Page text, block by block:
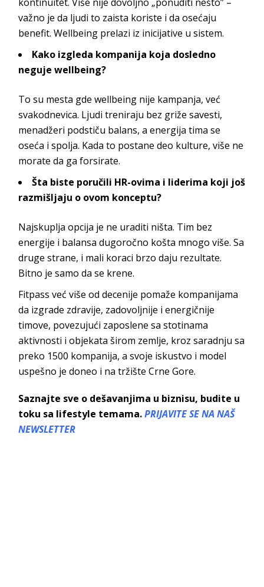
važno je da ljudi to zaista koriste i da osećaju
benefit.Wellbeing prelazi iz inicijative u sistem.
Kako izgleda kompanija koja dosledno
negujewellbeing?
To su mesta gdewellbeing nije kampanja, već
svakodnevica. Ljudi treniraju bez griže savesti,
menadžeri podstiču balans, a energija tima se
oseća i spolja. Kada to postane deo kulture, više ne
morate da gaforsirate.
Šta biste poručili HR-ovima i liderima koji još
razmišljaju o ovom konceptu?
Najskuplja opcija je ne uraditi ništa. Tim bez
energije i balansa dugoročno košta mnogo više. Sa
druge strane, i mali koraci brzo daju rezultate.
Bitno je samo da se krene.
Fitpass već više od decenije pomaže kompanijama
da izgrade zdravije, zadovoljnije i energičnije
timove, povezujući zaposlene sa stotinama
aktivnosti i objekata širom zemlje, kroz saradnju sa
preko 1500 kompanija, a svoje iskustvo i model
uspešno je doneo i na tržište Crne Gore.
Saznajte sve o dešavanjima u biznisu, budite u
toku sa lifestyle temama.PRIJAVITE SE NA NAŠ
NEWSLETTER